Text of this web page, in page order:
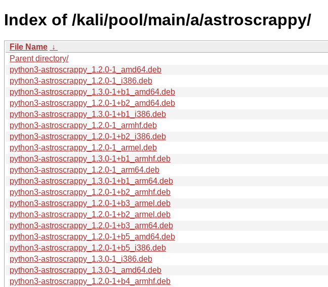
Index of /kali/pool/main/a/astroscrappy/
File Name ↓
Parent directory/
python3-astroscrappy_1.2.0-1_amd64.deb
python3-astroscrappy_1.2.0-1_i386.deb
python3-astroscrappy_1.3.0-1+b1_amd64.deb
python3-astroscrappy_1.2.0-1+b2_amd64.deb
python3-astroscrappy_1.3.0-1+b1_i386.deb
python3-astroscrappy_1.2.0-1_armhf.deb
python3-astroscrappy_1.2.0-1+b2_i386.deb
python3-astroscrappy_1.2.0-1_armel.deb
python3-astroscrappy_1.3.0-1+b1_armhf.deb
python3-astroscrappy_1.2.0-1_arm64.deb
python3-astroscrappy_1.3.0-1+b1_arm64.deb
python3-astroscrappy_1.2.0-1+b2_armhf.deb
python3-astroscrappy_1.2.0-1+b3_armel.deb
python3-astroscrappy_1.2.0-1+b2_armel.deb
python3-astroscrappy_1.2.0-1+b3_arm64.deb
python3-astroscrappy_1.2.0-1+b5_amd64.deb
python3-astroscrappy_1.2.0-1+b5_i386.deb
python3-astroscrappy_1.3.0-1_i386.deb
python3-astroscrappy_1.3.0-1_amd64.deb
python3-astroscrappy_1.2.0-1+b4_armhf.deb